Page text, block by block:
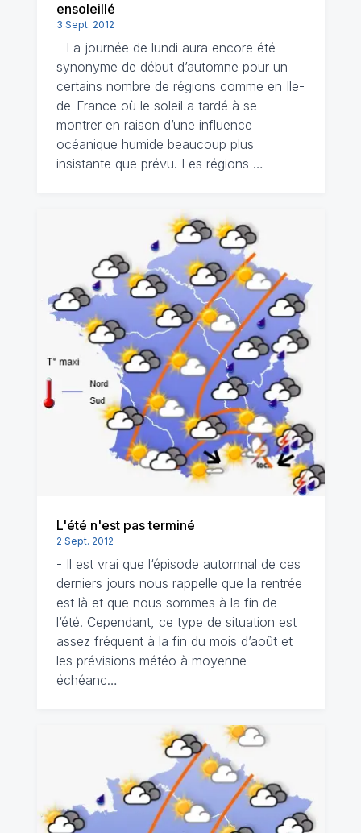
ensoleillé
3 Sept. 2012
- La journée de lundi aura encore été
synonyme de début d’automne pour un
certains nombre de régions comme en Ile-
de-France où le soleil a tardé à se
montrer en raison d’une influence
océanique humide beaucoup plus
insistante que prévu. Les régions …
L'été n'est pas terminé
2 Sept. 2012
- Il est vrai que l‘épisode automnal de ces
derniers jours nous rappelle que la rentrée
est là et que nous sommes à la fin de
l‘été. Cependant, ce type de situation est
assez fréquent à la fin du mois d’août et
les prévisions météo à moyenne
échéanc…